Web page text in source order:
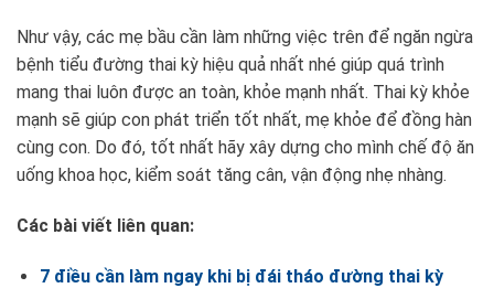
Như vậy, các mẹ bầu cần làm những việc trên để ngăn ngừa
bệnh tiểu đường thai kỳ hiệu quả nhất nhé giúp quá trình
mang thai luôn được an toàn, khỏe mạnh nhất. Thai kỳ khỏe
mạnh sẽ giúp con phát triển tốt nhất, mẹ khỏe để đồng hàn
cùng con. Do đó, tốt nhất hãy xây dựng cho mình chế độ ăn
uống khoa học, kiểm soát tăng cân, vận động nhẹ nhàng.
Các bài viết liên quan:
7 điều cần làm ngay khi bị đái tháo đường thai kỳ